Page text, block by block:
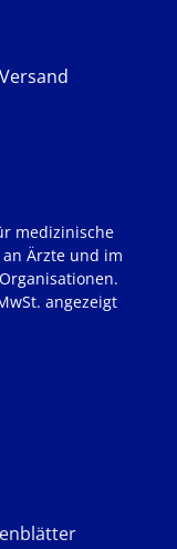
medizinische
Ärzte und im
angezeigt